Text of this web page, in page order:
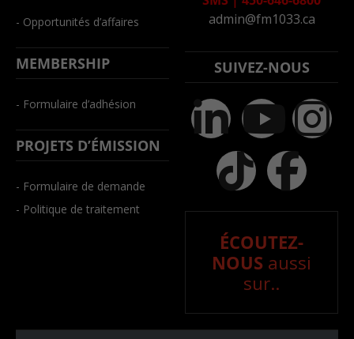
- Opportunités d’affaires
MEMBERSHIP
- Formulaire d’adhésion
PROJETS D’ÉMISSION
- Formulaire de demande
- Politique de traitement
admin@fm1033.ca
SUIVEZ-NOUS
ÉCOUTEZ-
NOUS aussi
sur..